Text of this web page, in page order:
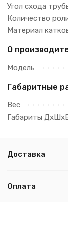
Угол схода
Количество
Материал
О
Модель
Габаритные
Вес
Габариты
Доставка
Оплата